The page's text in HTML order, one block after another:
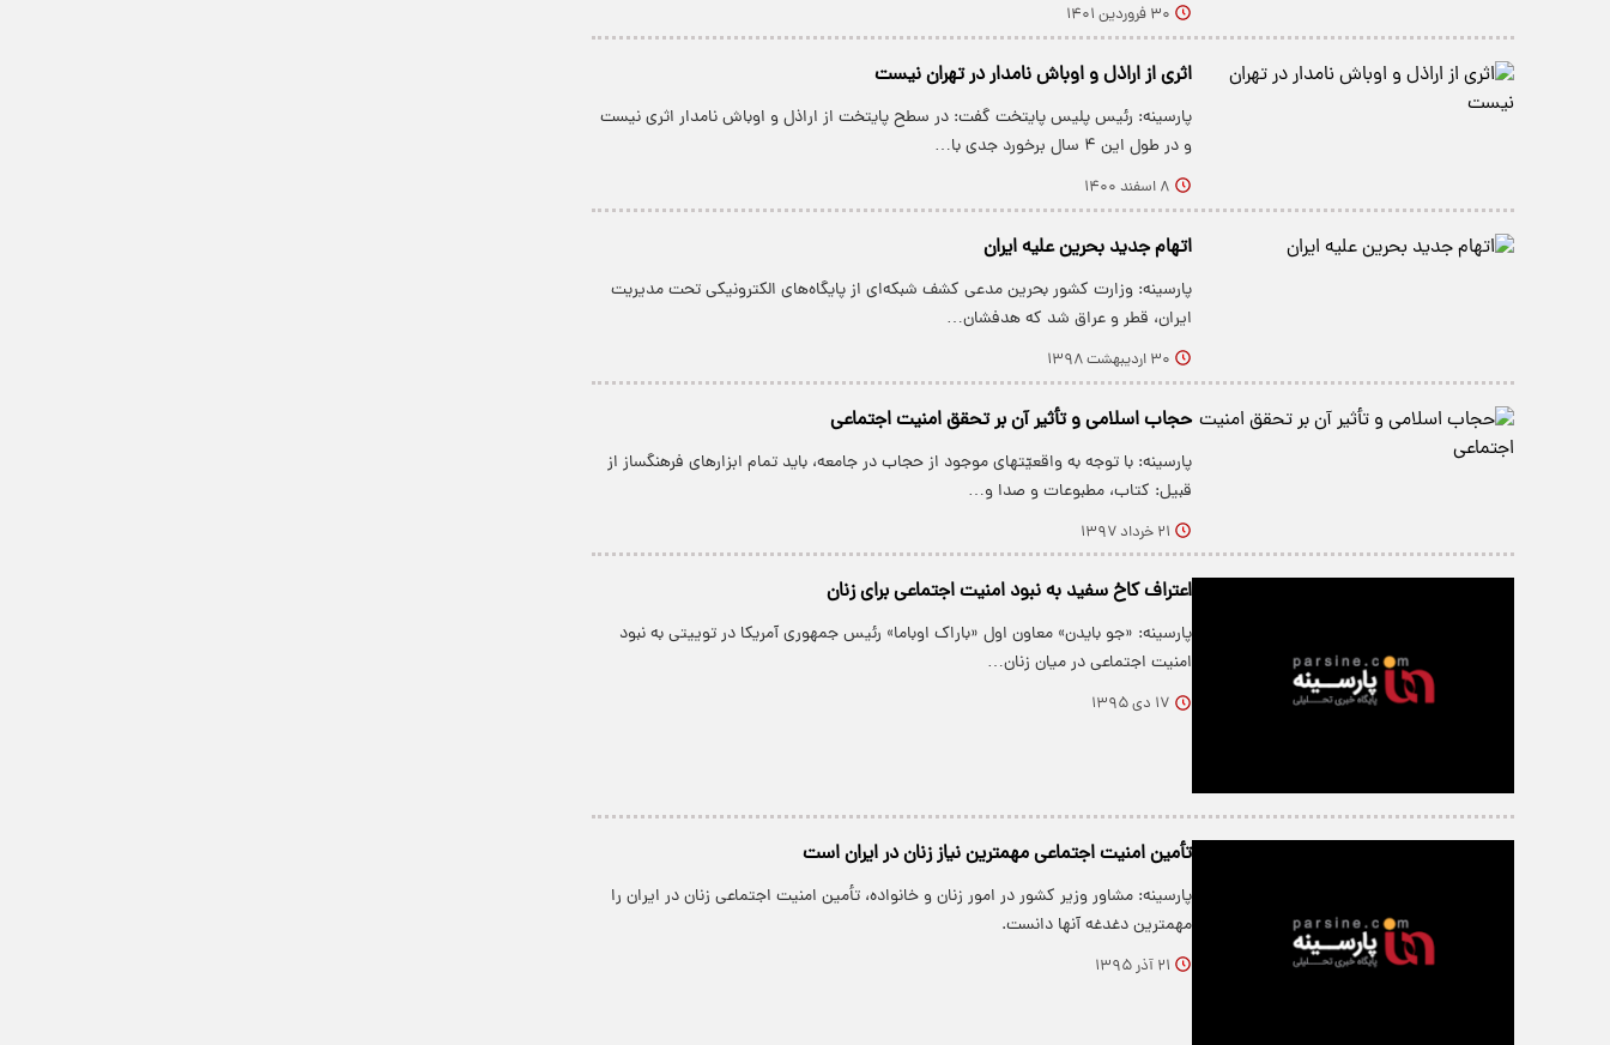
۳۰ فروردین ۱۴۰۱
اثری از اراذل و اوباش نامدار در تهران نیست
پارسینه: رئیس پلیس پایتخت گفت: در سطح پایتخت از اراذل و اوباش نامدار اثری نیست
و در طول این ۴ سال برخورد جدی با…
۸ اسفند ۱۴۰۰
اتهام جدید بحرین علیه ایران
پارسینه: وزارت کشور بحرین مدعی کشف شبکه‌ای از پایگاه‌های الکترونیکی تحت مدیریت
ایران، قطر و عراق شد که هدفشان…
۳۰ اردیبهشت ۱۳۹۸
حجاب اسلامی و تأثیر آن بر تحقق امنیت اجتماعی
پارسینه: با توجه به واقعیّتهاى موجود از حجاب در جامعه، باید تمام ابزارهاى فرهنگ‏ساز از
قبیل: کتاب، مطبوعات و صدا و…
۲۱ خرداد ۱۳۹۷
اعتراف کاخ سفید به نبود امنیت اجتماعی برای زنان
پارسینه: «جو بایدن» معاون اول «باراک اوباما» رئیس جمهوری آمریکا در توییتی به نبود
امنیت اجتماعی در میان زنان…
۱۷ دی ۱۳۹۵
تأمین امنیت اجتماعی مهمترین نیاز زنان در ایران است
پارسینه: مشاور وزیر کشور در امور زنان و خانواده، تأمین امنیت اجتماعی زنان در ایران را
مهمترین دغدغه آنها دانست.
۲۱ آذر ۱۳۹۵